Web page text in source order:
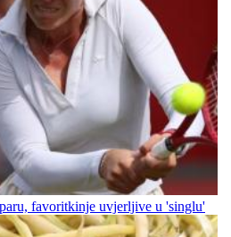
favoritkinje uvjerljive u 'singlu'